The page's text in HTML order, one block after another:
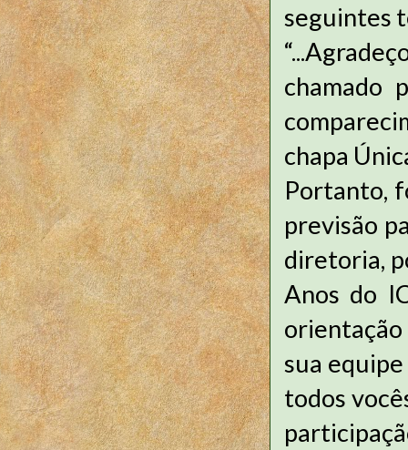
seguintes
chamado
chapa
Portanto,
previsão
diretoria,
Anos do
sua
todos